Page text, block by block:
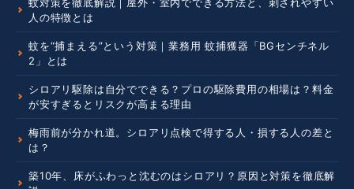
人の特徴とは
蚊を“捕まえる”という対策｜業務用 蚊捕獲器「BGセンチネル
2」とは
シロアリ駆除は自分でできる？プロの駆除費用の相場は？料金
が安すぎるとリスクが高まる理由
梅雨前が分かれ道。シロアリ点検で得する人・損する人の差と
は？
築10年、床がふわっと沈むのはシロアリ？原因と対策を徹底解